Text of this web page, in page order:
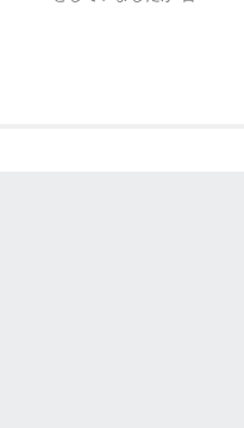
め、新たに『フルフレックス